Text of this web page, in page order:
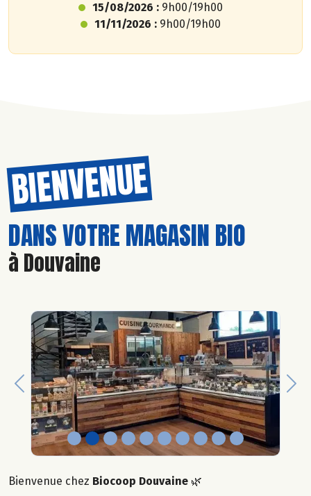
15/08/2026 : 9h00/19h00
11/11/2026 : 9h00/19h00
BIENVENUE
DANS VOTRE MAGASIN BIO
à Douvaine
Previous
Bienvenue chez Biocoop Douvaine 🌿